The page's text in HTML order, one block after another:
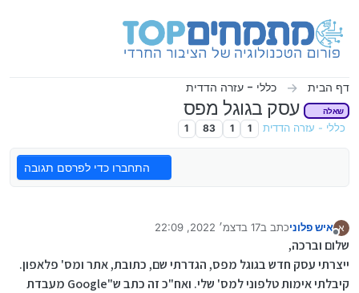
דף הבית כללי - עזרה הדדית
שאלה עסק בגוגל מפס
כללי - עזרה הדדית 1
1
83
1
התחברו כדי לפרסם תגובה
א
מנותק
איש פלוניכתב ב17 בדצמ׳ 2022, 22:09
נערך לאחרונה על ידי
שלום וברכה,
ייצרתי עסק חדש בגוגל מפס, הגדרתי שם, כתובת, אתר ומס' פלאפון.
קיבלתי אימות טלפוני למס' שלי. ואח"כ זה כתב ש"Google מעבדת